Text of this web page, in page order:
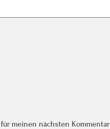
meinen nächsten Kommentar